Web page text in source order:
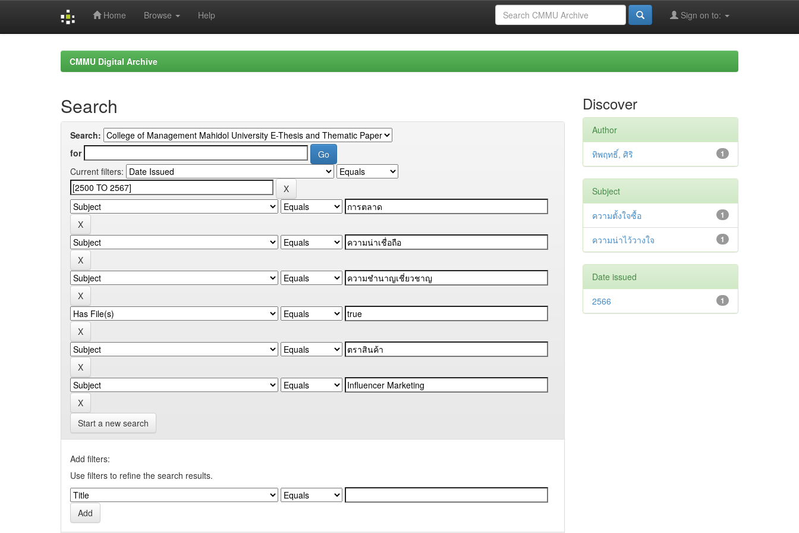
Home Browse Help Sign on to:
CMMU Digital Archive
Search
Search:
for
Current filters:
Start a new search
Add filters:
Use filters to refine the search results.
Discover
Author
1
ทิพฤทธิ์, ศิริ
Subject
1
ความตั้งใจซื้อ
1
ความน่าไว้วางใจ
Date issued
1
2566